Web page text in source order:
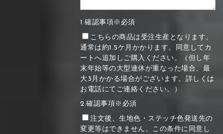
1.確認事項※必須
こちらの商品は受注生産となります。
通常は約1.5ケ月かかります。同意してカ
ートへ追加しご購入ください。（但し年
末年始等の大型連休が重なった場合、最
大3月かかる場合がございます。詳しくは
お電話にてご連絡ください。）
2.確認事項※必須
注文後、生地色・ステッチ色発送先の
変更等はできません。この条件に同意し